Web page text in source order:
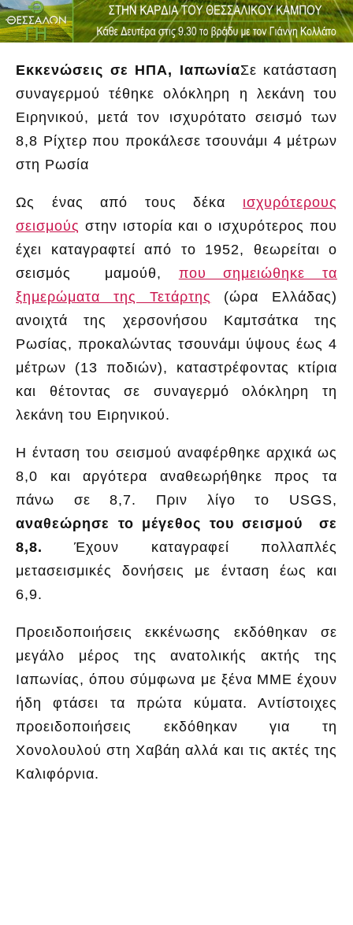
Εκκενώσεις σε ΗΠΑ, ΙαπωνίαΣε κατάσταση
συναγερμού τέθηκε ολόκληρη η λεκάνη του
Ειρηνικού, μετά τον ισχυρότατο σεισμό των
8,8 Ρίχτερ που προκάλεσε τσουνάμι 4 μέτρων
στη Ρωσία
Ως ένας από τους δέκα ισχυρότερους
σεισμούς στην ιστορία και ο ισχυρότερος που
έχει καταγραφτεί από το 1952, θεωρείται ο
σεισμός μαμούθ, που σημειώθηκε τα
ξημερώματα της Τετάρτης (ώρα Ελλάδας)
ανοιχτά της χερσονήσου Καμτσάτκα της
Ρωσίας, προκαλώντας τσουνάμι ύψους έως 4
μέτρων (13 ποδιών), καταστρέφοντας κτίρια
και θέτοντας σε συναγερμό ολόκληρη τη
λεκάνη του Ειρηνικού.
Η ένταση του σεισμού αναφέρθηκε αρχικά ως
8,0 και αργότερα αναθεωρήθηκε προς τα
πάνω σε 8,7. Πριν λίγο το USGS,
αναθεώρησε το μέγεθος του σεισμού σε
8,8. Έχουν καταγραφεί πολλαπλές
μετασεισμικές δονήσεις με ένταση έως και
6,9.
Προειδοποιήσεις εκκένωσης εκδόθηκαν σε
μεγάλο μέρος της ανατολικής ακτής της
Ιαπωνίας, όπου σύμφωνα με ξένα ΜΜΕ έχουν
ήδη φτάσει τα πρώτα κύματα. Αντίστοιχες
προειδοποιήσεις εκδόθηκαν για τη
Χονολουλού στη Χαβάη αλλά και τις ακτές της
Καλιφόρνια.